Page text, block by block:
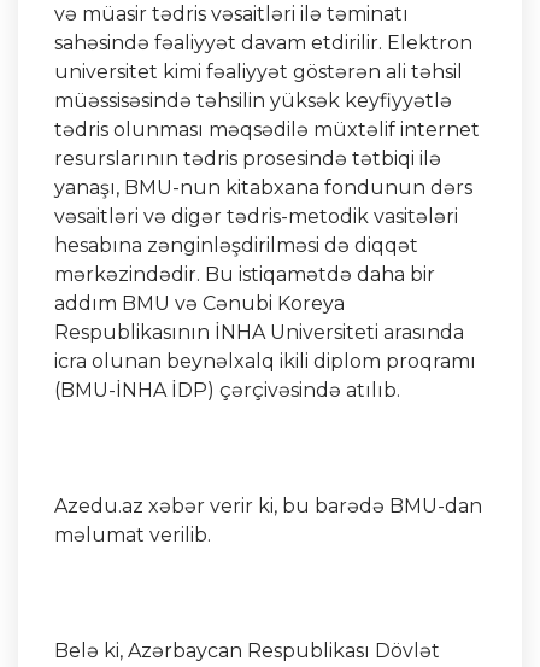
və müasir tədris vəsaitləri ilə təminatı
sahəsində fəaliyyət davam etdirilir. Elektron
universitet kimi fəaliyyət göstərən ali təhsil
müəssisəsində təhsilin yüksək keyfiyyətlə
tədris olunması məqsədilə müxtəlif internet
resurslarının tədris prosesində tətbiqi ilə
yanaşı, BMU-nun kitabxana fondunun dərs
vəsaitləri və digər tədris-metodik vasitələri
hesabına zənginləşdirilməsi də diqqət
mərkəzindədir. Bu istiqamətdə daha bir
addım BMU və Cənubi Koreya
Respublikasının İNHA Universiteti arasında
icra olunan beynəlxalq ikili diplom proqramı
(BMU-İNHA İDP) çərçivəsində atılıb.
Azedu.az xəbər verir ki, bu barədə BMU-dan
məlumat verilib.
Belə ki, Azərbaycan Respublikası Dövlət